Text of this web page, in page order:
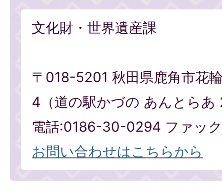
文化財・世界遺産課
〒018-5201 秋田県鹿角市花
4（道の駅かづの あんとらあ
電話:0186-30-0294 ファッ
お問い合わせはこちらから